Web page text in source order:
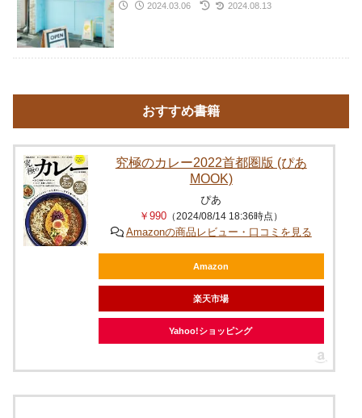
2024.03.06 2024.08.13
おすすめ書籍
究極のカレー2022首都圏版 (ぴあ
MOOK)
ぴあ
￥990 （2024/08/14 18:36時点）
Amazonの商品レビュー・口コミを見る
Amazon
楽天市場
Yahoo!ショッピング